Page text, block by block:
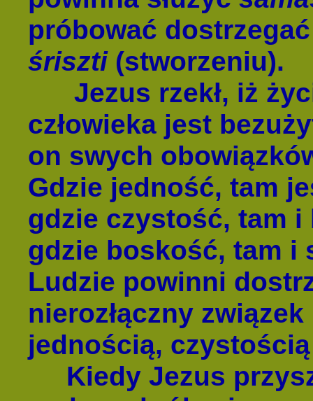
próbować
śriszti(stworzeniu).
Jezus rzekł, iż
człowieka jest
on swych
Gdzie jedność, tam
gdzie czystość, tam i
gdzie boskość, tam i
Ludzie powinni
nierozłączny
jednością,
Kiedy Jezus